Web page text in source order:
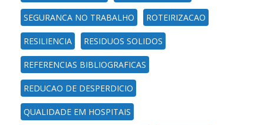
SEGURANCA NO TRABALHO ROTEIRIZACAO
RESILIENCIA RESIDUOS SOLIDOS
REFERENCIAS BIBLIOGRAFICAS
REDUCAO DE DESPERDICIO
QUALIDADE EM HOSPITAIS